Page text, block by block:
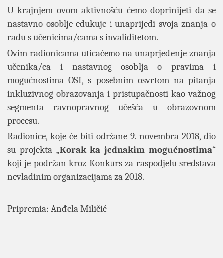
U krajnjem ovom aktivnošću ćemo doprinijeti da se
nastavno osoblje edukuje i unaprijedi svoja znanja o
radu s učenicima/cama s invaliditetom.
Ovim radionicama uticaćemo na unaprjeđenje znanja
učenika/ca i nastavnog osoblja o pravima i
mogućnostima OSI, s posebnim osvrtom na pitanja
inkluzivnog obrazovanja i pristupačnosti kao važnog
segmenta ravnopravnog učešća u obrazovnom
procesu.
Radionice, koje će biti održane 9. novembra 2018, dio
su projekta „Korak ka jednakim mogućnostima“
koji je podržan kroz Konkurs za raspodjelu sredstava
nevladinim organizacijama za 2018.
Pripremia: Anđela Miličić